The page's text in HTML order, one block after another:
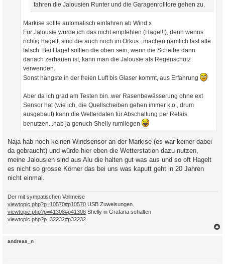
fahren die Jalousien Runter und die Garagenrolltore gehen zu.
Markise sollte automatisch einfahren ab Wind x
Für Jalousie würde ich das nicht empfehlen (Hagel!!), denn wenns
richtig hagelt, sind die auch noch im Orkus...machen nämlich fast alle
falsch. Bei Hagel sollten die oben sein, wenn die Scheibe dann
danach zerhauen ist, kann man die Jalousie als Regenschutz
verwenden.
Sonst hängste in der freien Luft bis Glaser kommt, aus Erfahrung
Aber da ich grad am Testen bin..wer Rasenbewässerung ohne ext
Sensor hat (wie ich, die Quellscheiben gehen immer k.o., drum
ausgebaut) kann die Wetterdaten für Abschaltung per Relais
benutzen...hab ja genuch Shelly rumliegen
Naja hab noch keinen Windsensor an der Markise (es war keiner dabei
da gebraucht) und würde hier eben die Wetterstation dazu nutzen,
meine Jalousien sind aus Alu die halten gut was aus und so oft Hagelt
es nicht so grosse Körner das bei uns was kaputt geht in 20 Jahren
nicht einmal.
Der mit sympatischen Vollmeise
viewtopic.php?p=10570#p10570 USB Zuweisungen.
viewtopic.php?p=41308#p41308 Shelly in Grafana schalten
viewtopic.php?p=32232#p32232
andreas_n